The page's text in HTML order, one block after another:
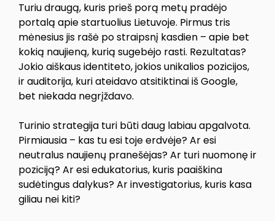
Turiu draugą, kuris prieš porą metų pradėjo
portalą apie startuolius Lietuvoje. Pirmus tris
mėnesius jis rašė po straipsnį kasdien – apie bet
kokią naujieną, kurią sugebėjo rasti. Rezultatas?
Jokio aiškaus identiteto, jokios unikalios pozicijos,
ir auditorija, kuri ateidavo atsitiktinai iš Google,
bet niekada negrįždavo.
Turinio strategija turi būti daug labiau apgalvota.
Pirmiausia – kas tu esi toje erdvėje? Ar esi
neutralus naujienų pranešėjas? Ar turi nuomonę ir
poziciją? Ar esi edukatorius, kuris paaiškina
sudėtingus dalykus? Ar investigatorius, kuris kasa
giliau nei kiti?